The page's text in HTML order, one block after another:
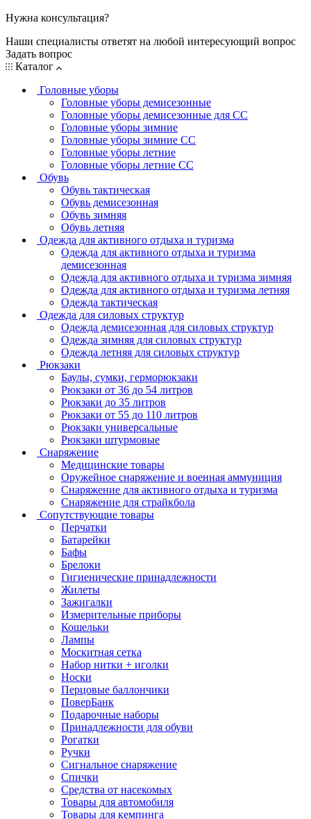
Нужна консультация?
Наши специалисты ответят на любой интересующий вопрос
Задать вопрос
Каталог
Головные уборы
Головные уборы демисезонные
Головные уборы демисезонные для СС
Головные уборы зимние
Головные уборы зимние СС
Головные уборы летние
Головные уборы летние СС
Обувь
Обувь тактическая
Обувь демисезонная
Обувь зимняя
Обувь летняя
Одежда для активного отдыха и туризма
Одежда для активного отдыха и туризма
демисезонная
Одежда для активного отдыха и туризма зимняя
Одежда для активного отдыха и туризма летняя
Одежда тактическая
Одежда для силовых структур
Одежда демисезонная для силовых структур
Одежда зимняя для силовых структур
Одежда летняя для силовых структур
Рюкзаки
Баулы, сумки, герморюкзаки
Рюкзаки от 36 до 54 литров
Рюкзаки до 35 литров
Рюкзаки от 55 до 110 литров
Рюкзаки универсальные
Рюкзаки штурмовые
Снаряжение
Медицинские товары
Оружейное снаряжение и военная аммуниция
Снаряжение для активного отдыха и туризма
Снаряжение для страйкбола
Сопутствующие товары
Перчатки
Батарейки
Бафы
Брелоки
Гигиенические принадлежности
Жилеты
Зажигалки
Измерительные приборы
Кошельки
Лампы
Москитная сетка
Набор нитки + иголки
Носки
Перцовые баллончики
ПоверБанк
Подарочные наборы
Принадлежности для обуви
Рогатки
Ручки
Сигнальное снаряжение
Спички
Средства от насекомых
Товары для автомобиля
Товары для кемпинга